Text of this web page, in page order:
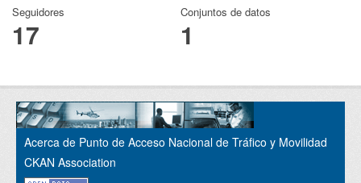
Seguidores
17
Conjuntos de datos
1
Acerca de Punto de Acceso Nacional de Tráfico y Movilidad
CKAN Association